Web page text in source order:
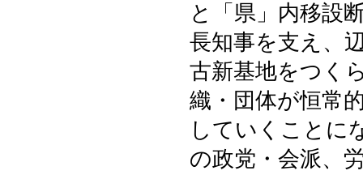
と「県」内移設
長知事を支え、
古新基地をつく
織・団体が恒常
していくことに
の政党・会派、